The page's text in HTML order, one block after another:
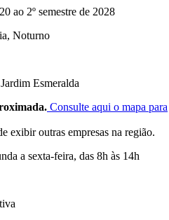
ao 2º semestre de 2028
Noturno
Esmeralda
Consulte aqui o mapa para
exibir outras empresas na região.
a sexta-feira, das 8h às 14h